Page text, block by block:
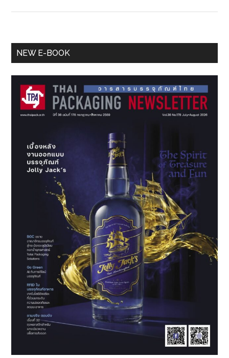
ธานี
งาน
“The
Foodism
x
Thailand
Health
&
Wellness
Expo
2025”
งาน
แสดง
อาหาร
และ
วงการ
คน
รัก
สุขภาพ
Primary
NEW E-BOOK